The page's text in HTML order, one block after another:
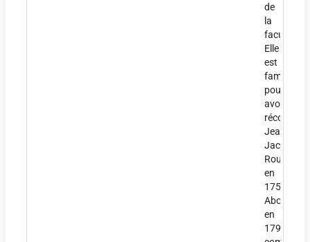
de
la
faculté.
Elle
est
fameuse
pour
avoir
Jean-
Jacques
Rousseau
en
1750.
Abolie
en
1793